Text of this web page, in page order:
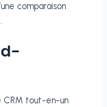
comparaison
CRM tout-en-un